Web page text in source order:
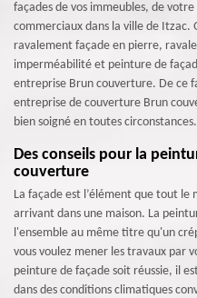
façades de vos immeubles, de
commerciaux dans la ville de Itzac.
ravalement façade en pierre,
imperméabilité et peinture de
entreprise Brun couverture. De ce
entreprise de couverture Brun
bien soigné en toutes circonstances.
Des conseils pour la
couverture
La façade est l’élément que tout
arrivant dans une maison. La
l'ensemble au même titre qu'un
vous voulez mener les travaux par
peinture de façade soit réussie, il
dans des conditions climatiques